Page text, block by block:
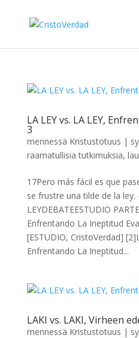
LA LEY vs. LA LEY,
3
mennessä Kristustotuus |
raamatullisia tutkimuksia,
17Pero más fácil es que
se frustre una tilde de la
LEYDEBATEESTUDIO
Enfrentando La Ineptitud
[ESTUDIO, CristoVerdad]
Enfrentando La Ineptitud...
LAKI vs. LAKI, Virheen
mennessä Kristustotuus |